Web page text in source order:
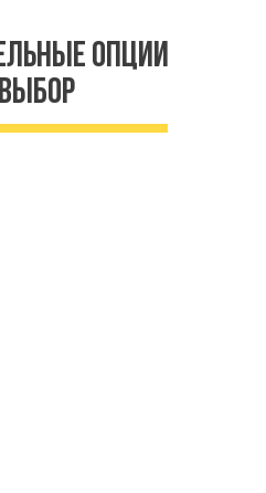
опции